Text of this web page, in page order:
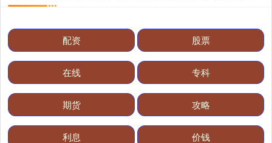
国债指数 +0.01%
配资 股票
在线 专科
期货 攻略
利息 价钱